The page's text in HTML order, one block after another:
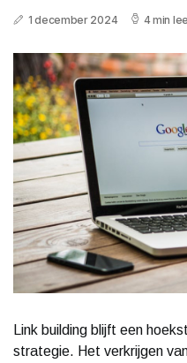
1 december 2024 4 min
Link building blijft een
strategie. Het verkrijgen